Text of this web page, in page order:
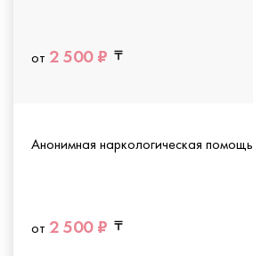
от 2 500 ₽
Анонимная наркологическая помощь
от 2 500 ₽